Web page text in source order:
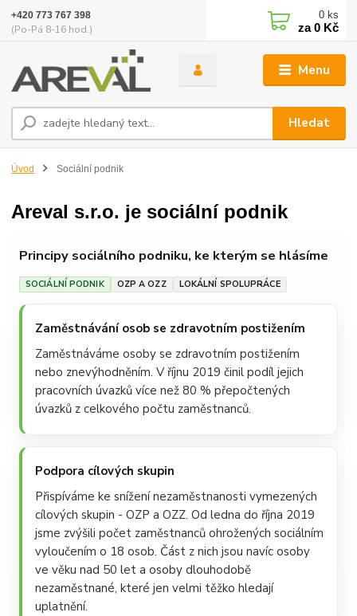
Menu
Hledat
+420 773 767 398
(Po-Pá 8-16 hod.)
0 ks
za0 Kč
Úvod Sociální podnik
Areval s.r.o. je sociální podnik
Principy sociálního podniku, ke kterým se hlásíme
SOCIÁLNÍ PODNIK OZP A OZZ LOKÁLNÍ SPOLUPRÁCE
Zaměstnávání osob se zdravotním postižením
Zaměstnáváme osoby se zdravotním postižením
nebo znevýhodněním. V říjnu 2019 činil podíl jejich
pracovních úvazků více než 80 % přepočtených
úvazků z celkového počtu zaměstnanců.
Podpora cílových skupin
Přispíváme ke snížení nezaměstnanosti vymezených
cílových skupin - OZP a OZZ. Od ledna do října 2019
jsme zvýšili počet zaměstnanců ohrožených sociálním
vyloučením o 18 osob. Část z nich jsou navíc osoby
ve věku nad 50 let a osoby dlouhodobě
nezaměstnané, které jen velmi těžko hledají
uplatnění.